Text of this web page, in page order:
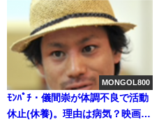
MONGOL800
ﾓﾝﾊﾟﾁ・儀間崇が体調不良で活動
休止(休養)。理由は病気？映画・